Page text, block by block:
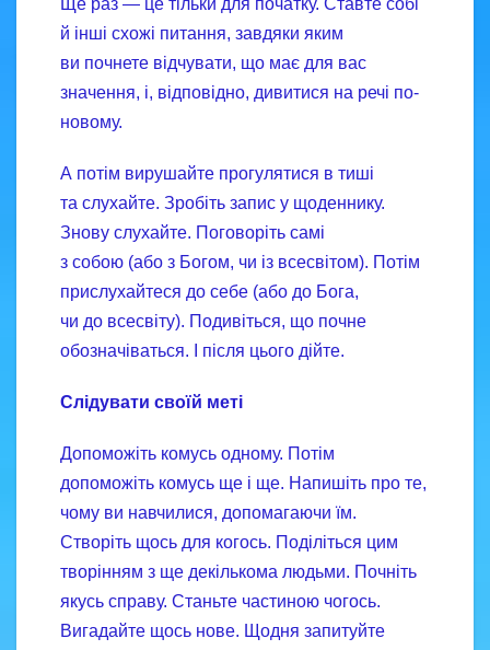
Ще раз — це тільки для початку. Ставте собі
й інші схожі питання, завдяки яким
ви почнете відчувати, що має для вас
значення, і, відповідно, дивитися на речі по-
новому.
А потім вирушайте прогулятися в тиші
та слухайте. Зробіть запис у щоденнику.
Знову слухайте. Поговоріть самі
з собою (або з Богом, чи із всесвітом). Потім
прислухайтеся до себе (або до Бога,
чи до всесвіту). Подивіться, що почне
обозначіваться. І після цього дійте.
Слідувати своїй меті
Допоможіть комусь одному. Потім
допоможіть комусь ще і ще. Напишіть про те,
чому ви навчилися, допомагаючи їм.
Створіть щось для когось. Поділіться цим
творінням з ще декількома людьми. Почніть
якусь справу. Станьте частиною чогось.
Вигадайте щось нове. Щодня запитуйте